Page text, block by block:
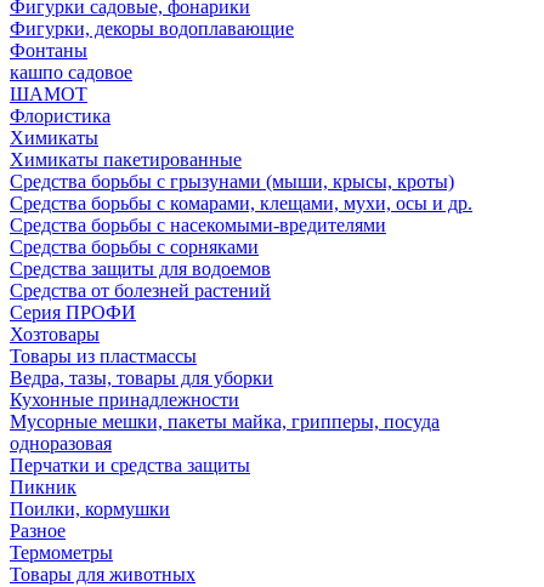
Фигурки садовые, фонарики
Фигурки, декоры водоплавающие
Фонтаны
кашпо садовое
ШАМОТ
Флористика
Химикаты
Химикаты пакетированные
Средства борьбы с грызунами (мыши, крысы, кроты)
Средства борьбы с комарами, клещами, мухи, осы и др.
Средства борьбы с насекомыми-вредителями
Средства борьбы с сорняками
Средства защиты для водоемов
Средства от болезней растений
Серия ПРОФИ
Хозтовары
Товары из пластмассы
Ведра, тазы, товары для уборки
Кухонные принадлежности
Мусорные мешки, пакеты майка, грипперы, посуда
одноразовая
Перчатки и средства защиты
Пикник
Поилки, кормушки
Разное
Термометры
Товары для животных